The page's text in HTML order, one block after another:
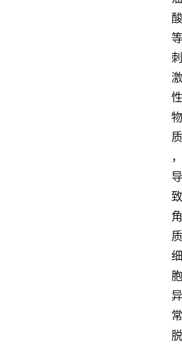
酸
等
刺
激
性
物
质
，
导
致
角
质
细
胞
异
常
脱